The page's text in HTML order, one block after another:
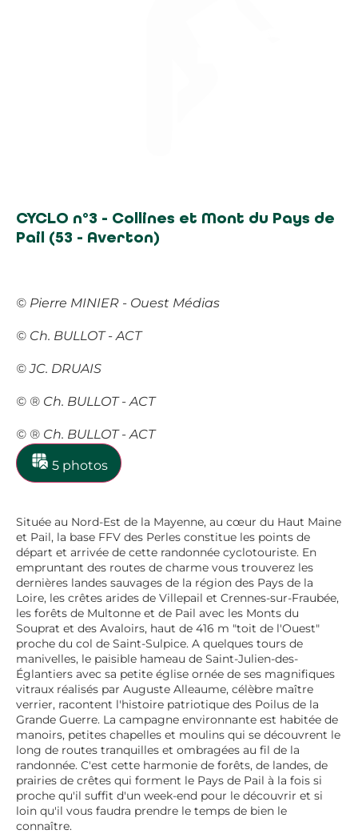
CYCLO n°3 - Collines et Mont du Pays de
Pail (53 - Averton)
© Pierre MINIER - Ouest Médias
© Ch. BULLOT - ACT
©JC. DRUAIS
© ® Ch. BULLOT - ACT
© ® Ch. BULLOT - ACT
5 photos
Située au Nord-Est de la Mayenne, au cœur du Haut Maine
et Pail, la base FFV des Perles constitue les points de
départ et arrivée de cette randonnée cyclotouriste. En
empruntant des routes de charme vous trouverez les
dernières landes sauvages de la région des Pays de la
Loire, les crêtes arides de Villepail et Crennes-sur-Fraubée,
les forêts de Multonne et de Pail avec les Monts du
Souprat et des Avaloirs, haut de 416 m "toit de l'Ouest"
proche du col de Saint-Sulpice. A quelques tours de
manivelles, le paisible hameau de Saint-Julien-des-
Églantiers avec sa petite église ornée de ses magnifiques
vitraux réalisés par Auguste Alleaume, célèbre maître
verrier, racontent l'histoire patriotique des Poilus de la
Grande Guerre. La campagne environnante est habitée de
manoirs, petites chapelles et moulins qui se découvrent le
long de routes tranquilles et ombragées au fil de la
randonnée. C'est cette harmonie de forêts, de landes, de
prairies de crêtes qui forment le Pays de Pail à la fois si
proche qu'il suffit d'un week-end pour le découvrir et si
loin qu'il vous faudra prendre le temps de bien le
connaître.